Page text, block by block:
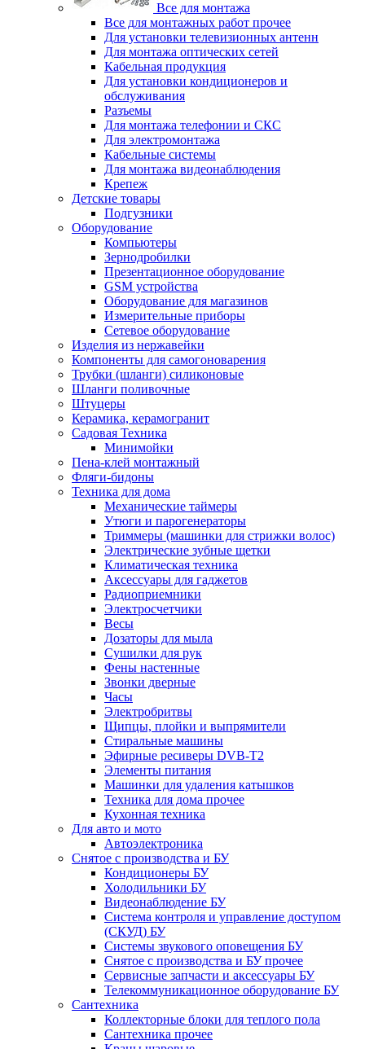
Все для монтажа
Все для монтажных работ прочее
Для установки телевизионных антенн
Для монтажа оптических сетей
Кабельная продукция
Для установки кондиционеров и
обслуживания
Разъемы
Для монтажа телефонии и СКС
Для электромонтажа
Кабельные системы
Для монтажа видеонаблюдения
Крепеж
Детские товары
Подгузники
Оборудование
Компьютеры
Зернодробилки
Презентационное оборудование
GSM устройства
Оборудование для магазинов
Измерительные приборы
Сетевое оборудование
Изделия из нержавейки
Компоненты для самогоноварения
Трубки (шланги) силиконовые
Шланги поливочные
Штуцеры
Керамика, керамогранит
Садовая Техника
Минимойки
Пена-клей монтажный
Фляги-бидоны
Техника для дома
Механические таймеры
Утюги и парогенераторы
Триммеры (машинки для стрижки волос)
Электрические зубные щетки
Климатическая техника
Аксессуары для гаджетов
Радиоприемники
Электросчетчики
Весы
Дозаторы для мыла
Сушилки для рук
Фены настенные
Звонки дверные
Часы
Электробритвы
Щипцы, плойки и выпрямители
Стиральные машины
Эфирные ресиверы DVB-T2
Элементы питания
Машинки для удаления катышков
Техника для дома прочее
Кухонная техника
Для авто и мото
Автоэлектроника
Снятое с производства и БУ
Кондиционеры БУ
Холодильники БУ
Видеонаблюдение БУ
Система контроля и управление доступом
(СКУД) БУ
Системы звукового оповещения БУ
Снятое с производства и БУ прочее
Сервисные запчасти и аксессуары БУ
Телекоммуникационное оборудование БУ
Сантехника
Коллекторные блоки для теплого пола
Сантехника прочее